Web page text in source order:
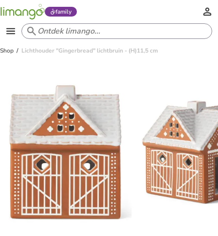
family
Shop Lichthouder "Gingerbread" lichtbruin - (H)11,5 cm